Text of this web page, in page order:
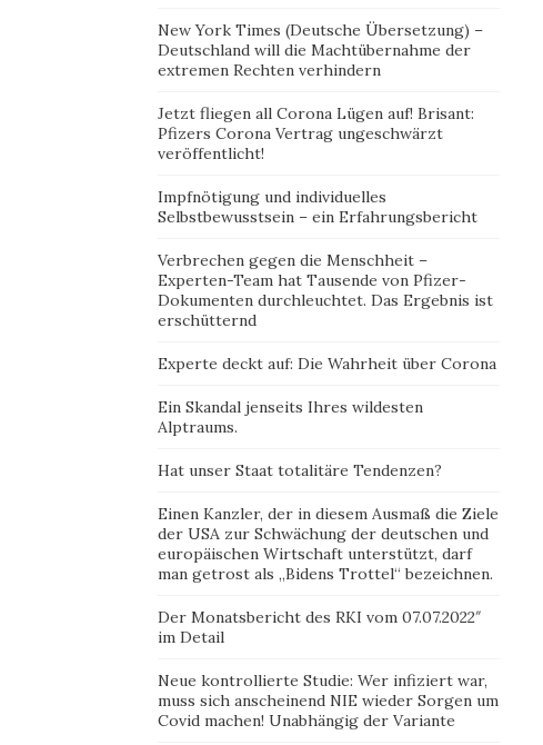
New York Times (Deutsche Übersetzung) –
Deutschland will die Machtübernahme der
extremen Rechten verhindern
Jetzt fliegen all Corona Lügen auf! Brisant:
Pfizers Corona Vertrag ungeschwärzt
veröffentlicht!
Impfnötigung und individuelles
Selbstbewusstsein – ein Erfahrungsbericht
Verbrechen gegen die Menschheit –
Experten-Team hat Tausende von Pfizer-
Dokumenten durchleuchtet. Das Ergebnis ist
erschütternd
Experte deckt auf: Die Wahrheit über Corona
Ein Skandal jenseits Ihres wildesten
Alptraums.
Hat unser Staat totalitäre Tendenzen?
Einen Kanzler, der in diesem Ausmaß die Ziele
der USA zur Schwächung der deutschen und
europäischen Wirtschaft unterstützt, darf
man getrost als „Bidens Trottel“ bezeichnen.
Der Monatsbericht des RKI vom 07.07.2022″
im Detail
Neue kontrollierte Studie: Wer infiziert war,
muss sich anscheinend NIE wieder Sorgen um
Covid machen! Unabhängig der Variante